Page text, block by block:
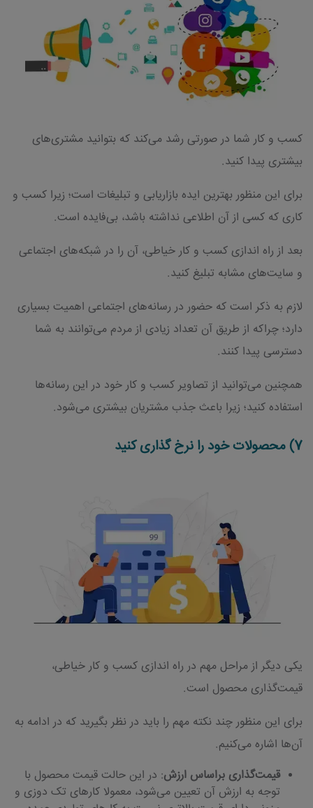
کسب و کار شما در صورتی رشد می‌کند که بتوانید مشتری‌های
بیشتری پیدا کنید.
برای این منظور بهترین ایده بازاریابی و تبلیغات است؛ زیرا کسب و
کاری که کسی از آن اطلاعی نداشته باشد، بی‌فایده است.
بعد از راه اندازی کسب و کار خیاطی، آن را در شبکه‌های اجتماعی
و سایت‌های مشابه تبلیغ کنید.
لازم به ذکر است که حضور در رسانه‌های اجتماعی اهمیت بسیاری
دارد؛ چراکه از طریق آن تعداد زیادی از مردم می‌توانند به شما
دسترسی پیدا کنند.
همچنین می‌توانید از تصاویر کسب و کار خود در این رسانه‌ها
استفاده کنید؛ زیرا باعث جذب مشتریان بیشتری می‌شود.
7) محصولات خود را نرخ گذاری کنید
یکی دیگر از مراحل مهم در راه اندازی کسب و کار خیاطی،
قیمت‌گذاری محصول است.
برای این منظور چند نکته مهم را باید در نظر بگیرید که در ادامه به
آن‌ها اشاره می‌کنیم.
قیمت‌گذاری براساس ارزش: در این حالت قیمت محصول با
توجه به ارزش آن تعیین می‌شود، معمولا کارهای تک دوزی و